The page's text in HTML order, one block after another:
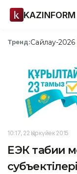
KAZINFORM
Тренд:Сайлау-2026
10:17, 22 Қыркүйек 2015
ЕЭК табиғи